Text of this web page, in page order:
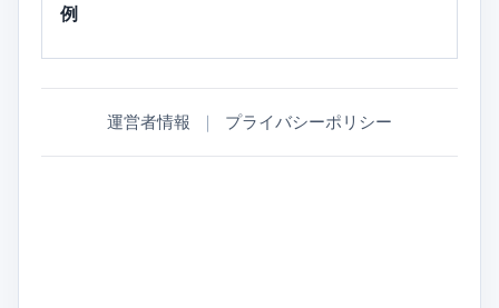
例
運営者情報 ｜ プライバシーポリシー